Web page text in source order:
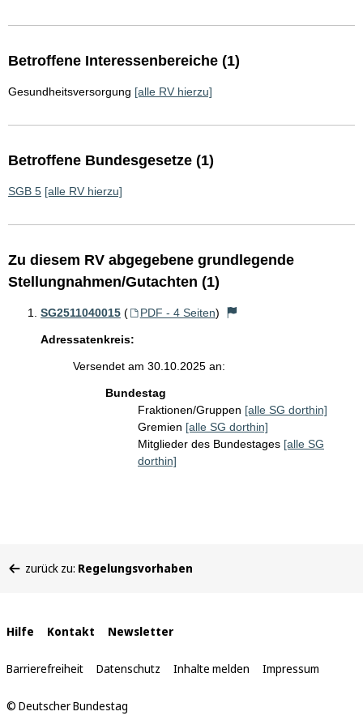
Betroffene Interessenbereiche (1)
Gesundheitsversorgung [alle RV hierzu]
Betroffene Bundesgesetze (1)
SGB 5 [alle RV hierzu]
Zu diesem RV abgegebene grundlegende
Stellungnahmen/Gutachten (1)
SG2511040015 ( PDF - 4 Seiten)
Adressatenkreis:
Versendet am 30.10.2025 an:
Bundestag
Fraktionen/Gruppen [alle SG dorthin]
Gremien [alle SG dorthin]
Mitglieder des Bundestages [alle SG
dorthin]
befinden
zurück zu: Regelungsvorhaben
Interne
Links
Hilfe Kontakt Newsletter
Barrierefreiheit Datenschutz Inhalte melden Impressum
© Deutscher Bundestag